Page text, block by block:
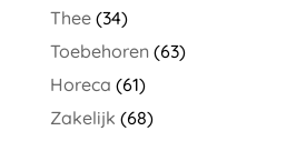
Thee (34)
Toebehoren (63)
Horeca (61)
Zakelijk (68)